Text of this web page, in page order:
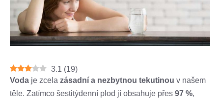
3.1 (19)
Voda je zcela zásadní a nezbytnou tekutinou v našem
těle. Zatímco šestitýdenní plod jí obsahuje přes 97 %,